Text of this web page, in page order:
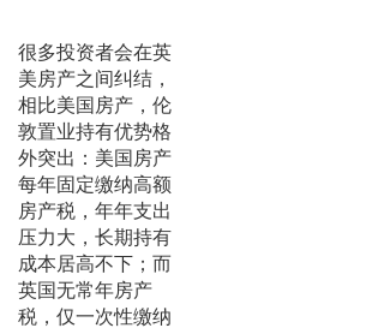
很多投资者会在英
美房产之间纠结，
相比美国房产，伦
敦置业持有优势格
外突出：美国房产
每年固定缴纳高额
房产税，年年支出
压力大，长期持有
成本居高不下；而
英国无常年房产
税，仅一次性缴纳